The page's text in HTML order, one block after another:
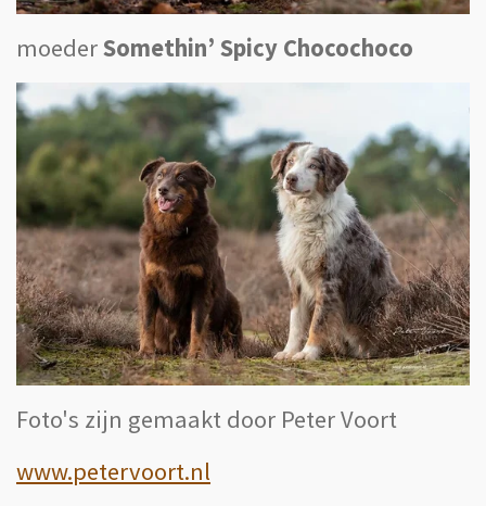
moederSomethin’ Spicy Chocochoco
Foto's zijn gemaakt door Peter Voort
www.petervoort.nl